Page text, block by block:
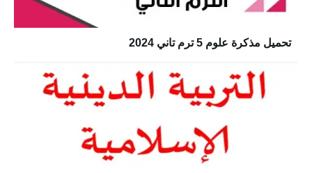
تحميل مذكرة علوم 5 ترم تاني 2024